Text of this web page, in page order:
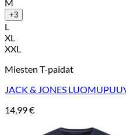
M
+3
L
XL
XXL
Miesten T-paidat
JACK & JONES
14,99€